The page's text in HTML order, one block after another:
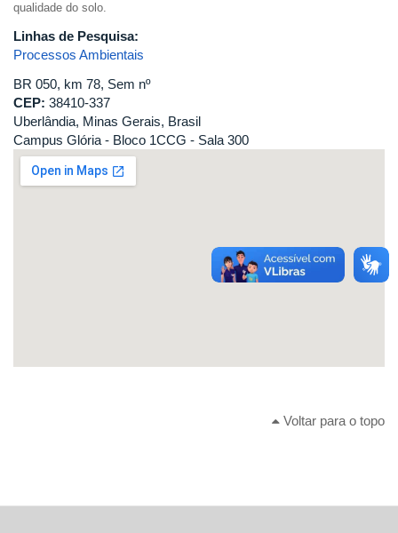
qualidade do solo.
Linhas de Pesquisa:
Processos Ambientais
BR 050, km 78, Sem nº
CEP: 38410-337
Uberlândia, Minas Gerais, Brasil
Campus Glória - Bloco 1CCG - Sala 300
Voltar para o topo